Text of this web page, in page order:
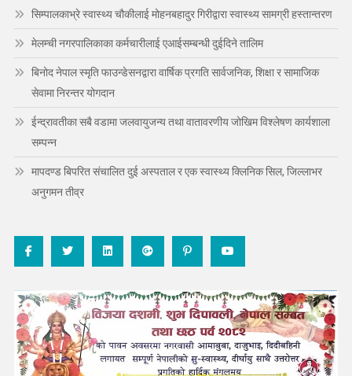
सिम्पालकाभ्रे स्वास्थ्य चौकीलाई मोहनबहादुर गिरीद्वारा स्वास्थ्य सामग्री हस्तान्तरण
मेलम्ची नगरपालिकाका कर्मचारीलाई एआईसम्बन्धी दुईदिने तालिम
बिनोद नेपाल स्मृति फाउन्डेसनद्वारा वार्षिक प्रगति सार्वजनिक, शिक्षा र सामाजिक
सेवामा निरन्तर योगदान
ईन्द्रावतीका सबै वडामा जलवायुजन्य तथा वातावरणीय जोखिम विश्लेषण कार्यशाला
सम्पन्न
मापदण्ड बिपरित संचालित दुई अस्पताल र एक स्वास्थ्य क्लिनिक सिल, जिल्लाभर
अनुगमन तीव्र